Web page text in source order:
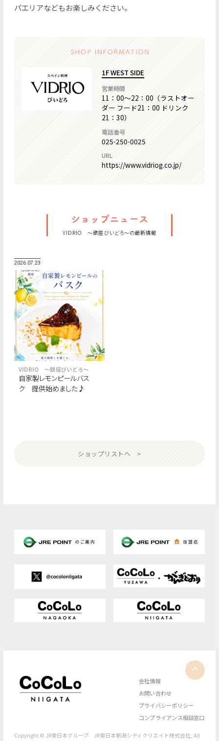
パエリアなどもお楽しみください。
1F WEST SIDE
営業時間
11：00～22：00（ラストオー
ダー フード21：00 ドリンク
21：30）
電話番号
025-250-0025
URL
https://www.vidriog.co.jp/
VIDRIO ～銀座びいどろ～の最新情報
2026.07.23
VIDRIO ～銀座びいどろ～
自家製レモンピールバス
ク 提供始めました♪
ショップリストへ
会社情報
お問い合わせ
プライバシーポリシー
コンプライアンス相談窓口
Copyright © JR東日本グループ JR東日本新潟シティクリエイト株式会社, All